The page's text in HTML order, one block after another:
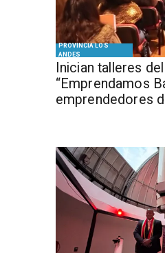
PROVINCIA LOS
ANDES
Inician talleres
“Emprendamos
emprendedores